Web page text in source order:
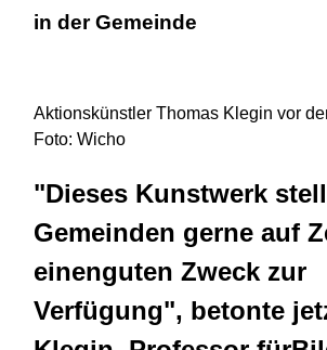
in der Gemeinde
Aktionskünstler Thomas Klegin vor
Foto: Wicho
"Dieses Kunstwerk
Gemeinden gerne auf
einenguten Zweck zur
Verfügung", betonte